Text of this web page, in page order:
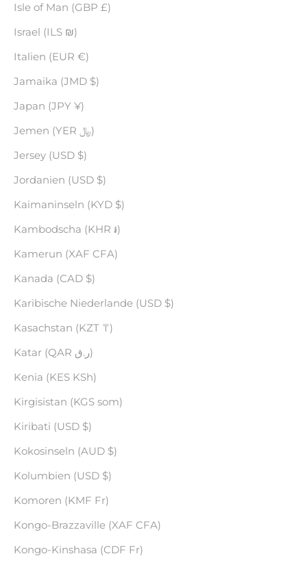
Isle of Man (GBP £)
Israel (ILS ₪)
Italien (EUR €)
Jamaika (JMD $)
Japan (JPY ¥)
Jemen (YER ﷼)
Jersey (USD $)
Jordanien (USD $)
Kaimaninseln (KYD $)
Kambodscha (KHR ៛)
Kamerun (XAF CFA)
Kanada (CAD $)
Karibische Niederlande (USD $)
Kasachstan (KZT ₸)
Katar (QAR ر.ق)
Kenia (KES KSh)
Kirgisistan (KGS som)
Kiribati (USD $)
Kokosinseln (AUD $)
Kolumbien (USD $)
Komoren (KMF Fr)
Kongo-Brazzaville (XAF CFA)
Kongo-Kinshasa (CDF Fr)